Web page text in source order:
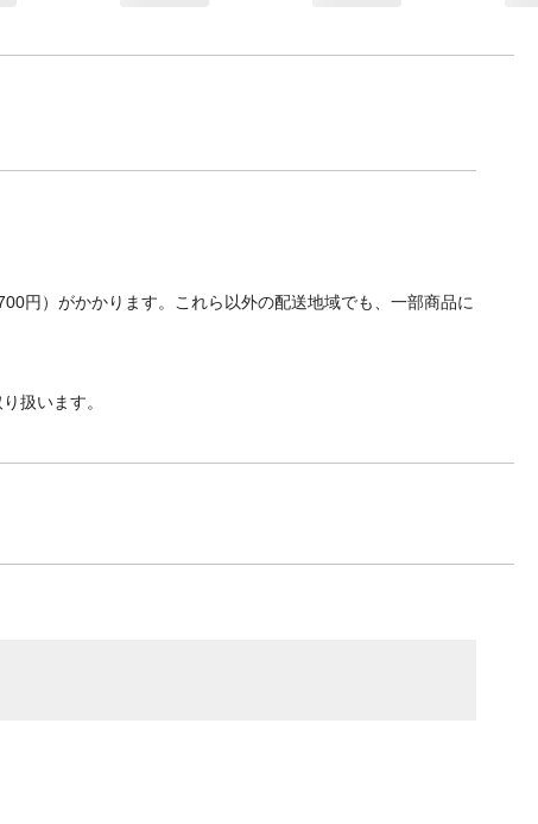
円）がかかります。これら以外の配送地域でも、一部商品に
扱います。